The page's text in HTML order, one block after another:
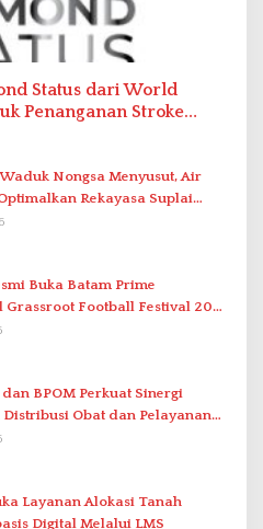
Status dari World
Penanganan Stroke
Nongsa Menyusut, Air
Rekayasa Suplai
Buka Batam Prime
Football Festival 2026
Abdul Jamal
dan BPOM Perkuat Sinergi
Distribusi Obat dan Pelayanan
Layanan Alokasi Tanah
Digital Melalui LMS